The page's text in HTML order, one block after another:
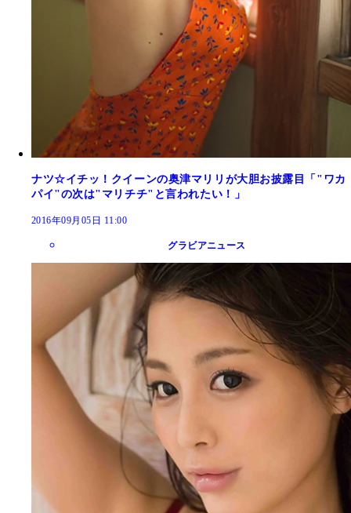
ナツ☆イチッ！クイーンの奥津マリリが大胆お披露目「"ワカ
パイ"の次は"マリチチ"と言われたい！」
2016年09月05日 11:00
グラビアニュース